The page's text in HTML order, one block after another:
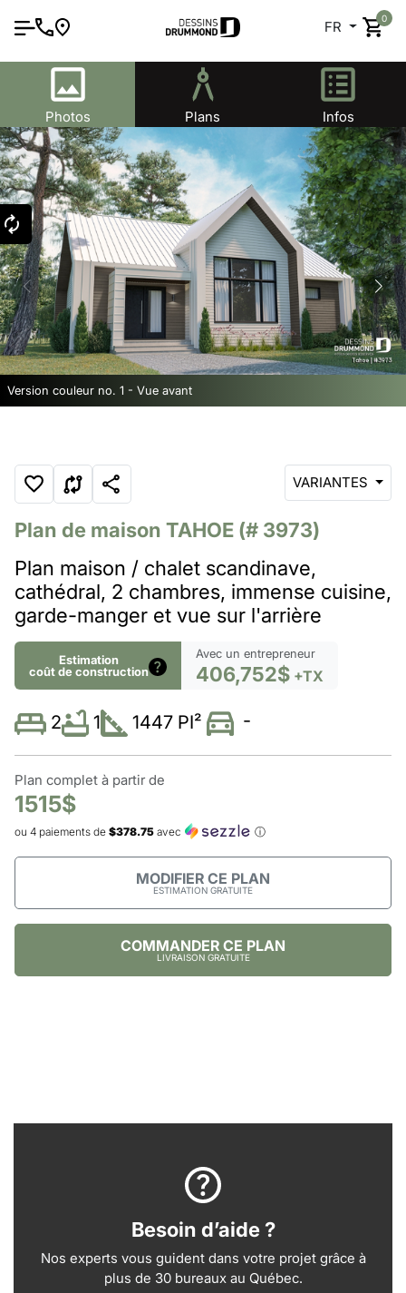
FR
0
Version couleur no. 1 - Vue avant
Photos Plans Infos
VARIANTES
Plan de maison TAHOE (# 3973)
Plan maison / chalet scandinave,
cathédral, 2 chambres, immense cuisine,
garde-manger et vue sur l'arrière
Estimation
coût de construction
Avec un entrepreneur
406,752$ +TX
2 1 1447 PI² -
Plan complet à partir de
1515$
ou 4 paiements de $378.75 avec ⓘ
MODIFIER CE PLAN
ESTIMATION GRATUITE
COMMANDER CE PLAN
LIVRAISON GRATUITE
Besoin d’aide ?
Nos experts vous guident dans votre projet grâce à
plus de 30 bureaux au Québec.